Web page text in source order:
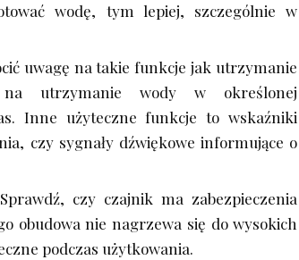
wodę, tym lepiej, szczególnie w
uwagę na takie funkcje jak utrzymanie
utrzymanie wody w określonej
Inne użyteczne funkcje to wskaźniki
czy sygnały dźwiękowe informujące o
czy czajnik ma zabezpieczenia
obudowa nie nagrzewa się do wysokich
podczas użytkowania.